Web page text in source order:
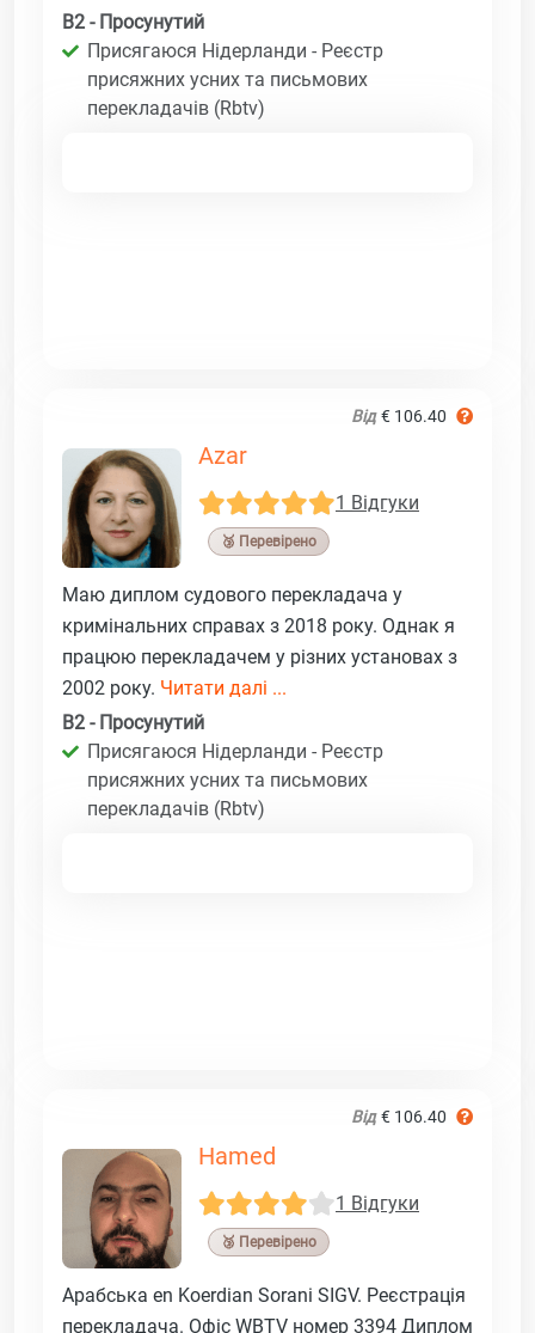
B2 - Просунутий
Присягаюся Нідерланди - Реєстр
присяжних усних та письмових
перекладачів (Rbtv)
Від € 106.40
Azar
1 Відгуки
🥉 Перевірено
Маю диплом судового перекладача у
кримінальних справах з 2018 року. Однак я
працюю перекладачем у різних установах з
2002 року. Читати далі ...
B2 - Просунутий
Присягаюся Нідерланди - Реєстр
присяжних усних та письмових
перекладачів (Rbtv)
Від € 106.40
Hamed
1 Відгуки
🥉 Перевірено
Арабська en Koerdian Sorani SIGV. Реєстрація
перекладача. Офіс WBTV номер 3394 Диплом